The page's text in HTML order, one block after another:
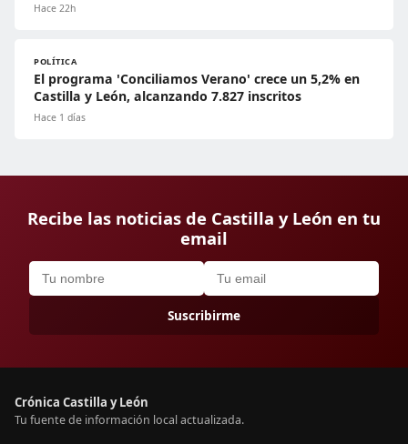
Hace 22h
POLÍTICA
El programa 'Conciliamos Verano' crece un 5,2% en
Castilla y León, alcanzando 7.827 inscritos
Hace 1 días
Recibe las noticias de Castilla y León en tu
email
Suscribirme
Crónica Castilla y León
Tu fuente de información local actualizada.